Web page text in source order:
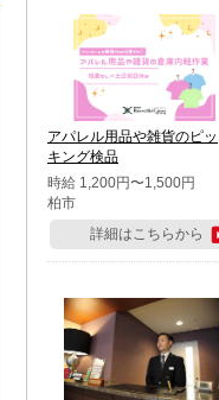
アパレル用品や雑貨のピッ
キング検品
時給 1,200円〜1,500円
柏市
詳細はこちらから